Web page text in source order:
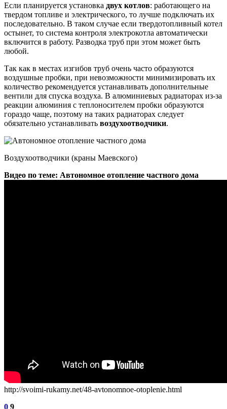
Если планируется установка двух котлов: работающего на
твердом топливе и электрического, то лучше подключать их
последовательно. В таком случае если твердотопливный котел
остынет, то система контроля электрокотла автоматически
включится в работу. Разводка труб при этом может быть
любой.
Так как в местах изгибов труб очень часто образуются
воздушные пробки, при невозможности минимизировать их
количество рекомендуется устанавливать дополнительные
вентили для спуска воздуха. В алюминиевых радиаторах из-за
реакции алюминия с теплоносителем пробки образуются
гораздо чаще, поэтому на таких радиаторах следует
обязательно устанавливать воздухоотводчики.
Воздухоотводчики (краны Маевского)
Видео по теме: Автономное отопление частного дома
http://svoimi-rukamy.net/48-avtonomnoe-otoplenie.html
0 9